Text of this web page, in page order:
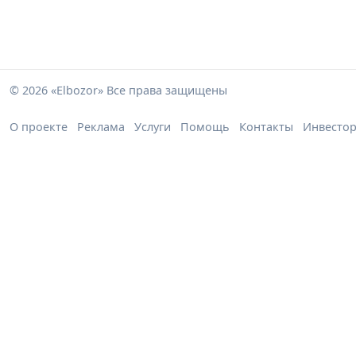
© 2026 «Elbozor» Все права защищены
О проекте Реклама Услуги Помощь Контакты